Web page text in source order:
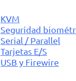
KVM
Seguridad
Serial / Parallel
Tarjetas E/S
USB y Firewire